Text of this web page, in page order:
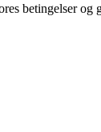
betingelser og